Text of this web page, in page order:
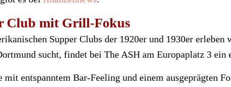
Club mit Grill-Fokus
Supper Clubs der 1920er und 1930er
sucht, findet bei The ASH am Europaplatz 3 ein
mit entspanntem Bar-Feeling und einem ausgeprägten